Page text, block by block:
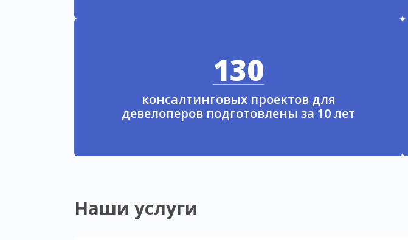
130
консалтинговых проектов для
девелоперов подготовлены за 10 лет
Наши услуги